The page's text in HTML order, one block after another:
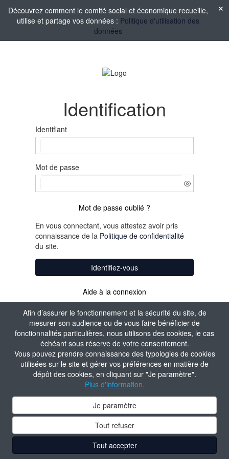
Afin d’assurer le fonctionnement et la sécurité du site, de
mesurer son audience ou de vous faire bénéficier de
fonctionnalités particulières, nous utilisons des cookies, le cas
échéant sous réserve de votre consentement.
Vous pouvez prendre connaissance des typologies de cookies
utilisées sur le site et gérer vos préférences en matière de
dépôt des cookies, en cliquant sur "Je paramètre".
Plus d'information.
Je paramètre
Tout refuser
Tout accepter
Découvrez comment le comité social et économique recueille,
utilise et partage vos données : Politique d'utilisation des
données
Identification
Identifiant
Mot de passe
Mot de passe oublié ?
En vous connectant, vous attestez avoir pris
connaissance de la Politique de confidentialité
du site.
Identifiez-vous
Aide à la connexion